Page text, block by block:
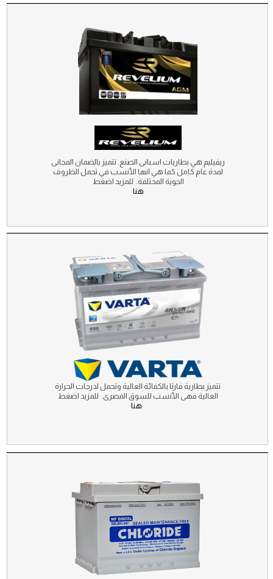
ريفيليم هي بطاريات اسبانى الصنع. تتميز بالضمان المجانى
لمدة عام كامل كما هي انها الأنسب في تحمل الظروف
الجوية المختلفة. للمزيد اضغط
هنا
تتميز بطارية فارتا بالكفائة العالية وتحمل لدرجات الحرارة
العالية فهى الأنسب للسوق المصرى. للمزيد اضغط
هنا